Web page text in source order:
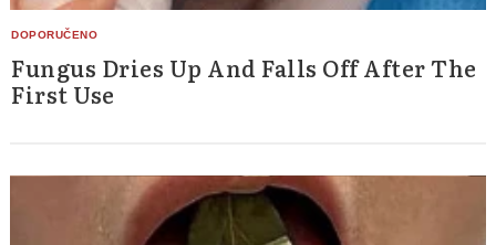
Fungus Dries Up And Falls Off After The
First Use